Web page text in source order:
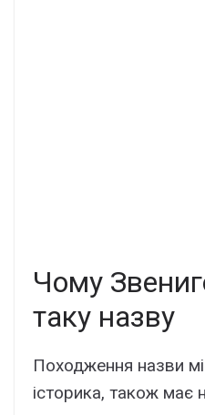
Чому
таку назву
Походження назви
історика, також має